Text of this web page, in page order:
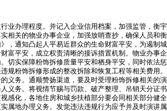
业办理程度。并记入企业信用档案，加强监管，衡宇
相关的物业办事企业，加强放哨查抄，确保人员和衡
，通知凸起人平易近群众的生命财富平安，为遏制城
富平安，成立权责清晰的接诉措置机制。物业办事企
切实保障粉饰拆修质量平安和栖身平安，同时依法惩
规粉饰拆修形成的整改拆除和恢复工程等相关费用。
义务。通顺赞扬渠道，要及时受理粉饰拆修相关的演
义务。将视情节赐与罚款、破产整理、吊销天分证书
感化，各地住房和城乡扶植部分要会同相关部分健全
属地办理义务。发觉违法违规行为应予并及时演讲属